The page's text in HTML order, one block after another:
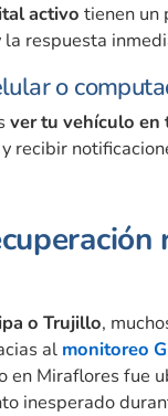
activo tienen un
respuesta
o
ver tu vehículo en
recibir
o Trujillo,
al monitoreo
en Miraflores fue
inesperado